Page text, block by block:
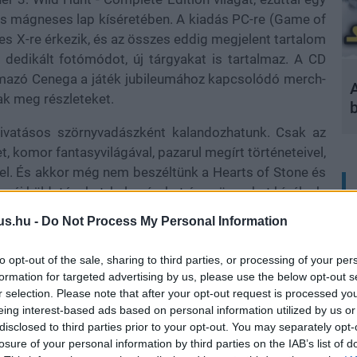
- Do Not Process My Personal Information
opt-out of the sale, sharing to third parties, or processing of your
for targeted advertising by us, please use the below opt-out
selection. Please note that after your opt-out request is processed
interest-based ads based on personal information utilized by us
to third parties prior to your opt-out. You may separately
of your personal information by third parties on the IAB’s list of
lap kíséretében. A kiadás PC-re (Game of
X-re érkezik, és az összes eddig megjelent tartalom
fotómódot, új tárgyakat is tartalmaz. A CD
Cenega a játék jubileumához kapcsolódó merch-
meg részleteket.
szörnyvadászként kalandozhatunk. Csak az
komor fantasyvilágával, pazarul megírt történeteivel,
És akkor még nem beszéltünk a Hearts of Stone és
új küldetéseket, helyszíneket és szörnyeket kínálnak,
napig.
ráadásul a játékban meghozott döntéseink
a műfaj legjobbjai közé emelik, azok a lebilincselően
melyek sok rivális RPG fősztoriját is